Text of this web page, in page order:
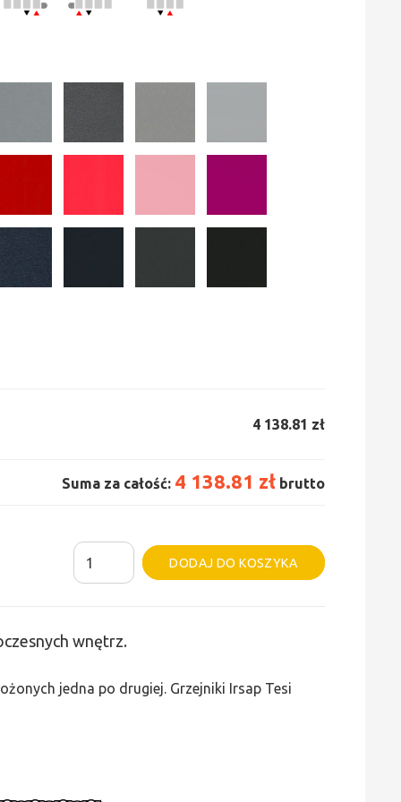
4 138.81 zł
Suma za całość: 4 138.81 zł brutto
ilość
Grzejnik
-
DODAJ DO KOSZYKA
Alternative:
wnętrz.
jedna po drugiej. Grzejniki Irsap Tesi